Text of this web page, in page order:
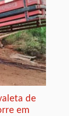
de
em